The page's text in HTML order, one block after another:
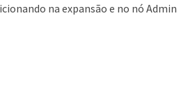
na expansão e no nó Admin